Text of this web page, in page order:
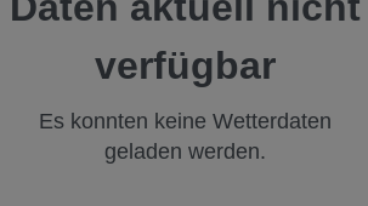
verfügbar
Es konnten keine Wetterdaten
geladen werden.